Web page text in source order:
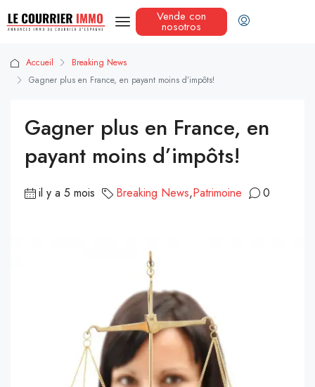
Vende con
nosotros
Accueil
Breaking News
Gagner plus en France, en payant moins d’impôts!
Gagner plus en France, en
payant moins d’impôts!
il y a 5 mois Breaking News,Patrimoine 0